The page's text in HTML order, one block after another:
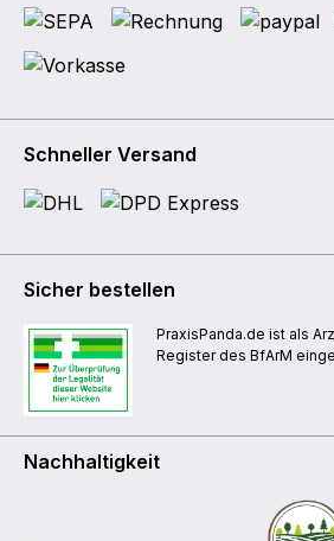
Schneller Versand
Sicher bestellen
PraxisPanda.de ist als
Register des BfArM
Nachhaltigkeit